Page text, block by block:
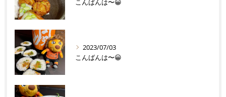
2023/07/03
こんばんは〜😀